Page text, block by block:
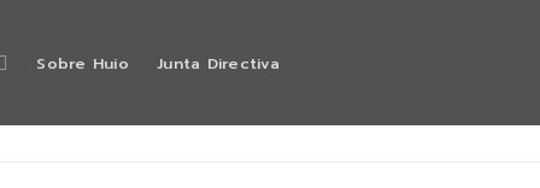
Sobre Huio Junta Directiva